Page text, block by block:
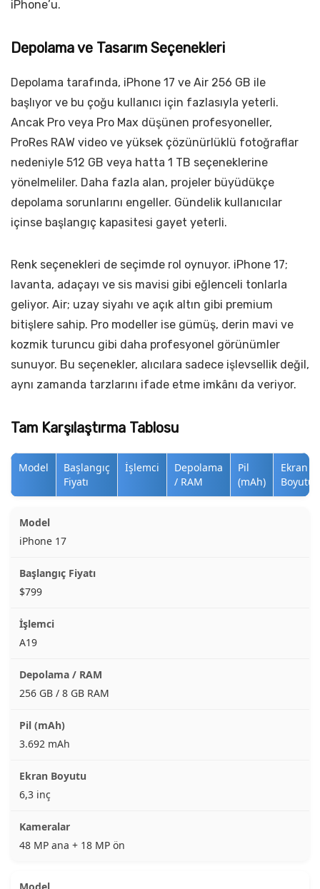
iPhone’u.
Depolama ve Tasarım Seçenekleri
Depolama tarafında, iPhone 17 ve Air 256 GB ile
başlıyor ve bu çoğu kullanıcı için fazlasıyla yeterli.
Ancak Pro veya Pro Max düşünen profesyoneller,
ProRes RAW video ve yüksek çözünürlüklü fotoğraflar
nedeniyle 512 GB veya hatta 1 TB seçeneklerine
yönelmeliler. Daha fazla alan, projeler büyüdükçe
depolama sorunlarını engeller. Gündelik kullanıcılar
içinse başlangıç kapasitesi gayet yeterli.
Renk seçenekleri de seçimde rol oynuyor. iPhone 17;
lavanta, adaçayı ve sis mavisi gibi eğlenceli tonlarla
geliyor. Air; uzay siyahı ve açık altın gibi premium
bitişlere sahip. Pro modeller ise gümüş, derin mavi ve
kozmik turuncu gibi daha profesyonel görünümler
sunuyor. Bu seçenekler, alıcılara sadece işlevsellik değil,
aynı zamanda tarzlarını ifade etme imkânı da veriyor.
Tam Karşılaştırma Tablosu
Model
Başlangıç
Fiyatı
İşlemci
Depolama
/ RAM
Pil
(mAh)
Ekran
Boyutu
iPhone 17
$799
A19
256 GB / 8 GB RAM
3.692 mAh
6,3 inç
48 MP ana + 18 MP ön